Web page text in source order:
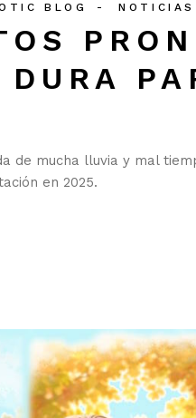
BLOG NOTICIAS
de mucha lluvia y mal
en 2025.